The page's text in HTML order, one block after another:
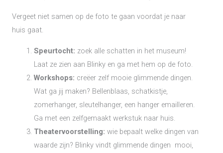
Vergeet niet samen op de foto te gaan voordat je naar
huis gaat.
Speurtocht: zoek alle schatten in het museum!
Laat ze zien aan Blinky en ga met hem op de foto.
Workshops: creëer zelf mooie glimmende dingen.
Wat ga jij maken? Bellenblaas, schatkistje,
zomerhanger, sleutelhanger, een hanger emailleren.
Ga met een zelfgemaakt werkstuk naar huis.
Theatervoorstelling: wie bepaalt welke dingen van
waarde zijn? Blinky vindt glimmende dingen mooi,